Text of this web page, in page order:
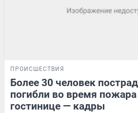
ПРОИСШЕСТВИЯ
Более 30 человек
погибли во время пожара
гостинице — кадры